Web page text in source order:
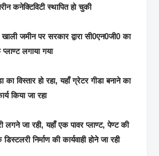
कनेक्टिविटी स्थापित हो चुकी
जमीन पर सरकार द्वारा सी0एन0जी0 का
लगाया गया
का विस्तार हो रहा, यहाँ ग्रेटर गीडा बनाने का
किया जा रहा
लगने जा रही, यहाँ एक पावर प्लाण्ट, पेण्ट की
निर्माण की कार्यवाही होने जा रही